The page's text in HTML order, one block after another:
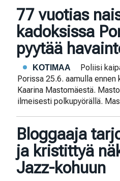
77 vuotias
kadoksissa
pyytää
KOTIMAA
Poliisi
Porissa 25.6. aamulla ennen
Kaarina Mastomäestä.
ilmeisesti polkupyörällä.
Bloggaaja
ja kristittyä
Jazz-kohuun